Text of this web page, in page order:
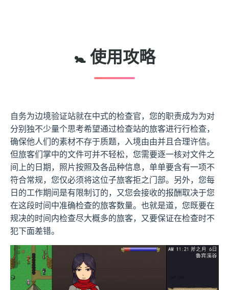
🚼 使用攻略
自务为边境验证站就在中式的检查官，您的职责成为为对
分别独不少量个思考希望通过检查站的旅客进行行检查，
确保他人们的素材不存于质题，入境由由并且合理许信。
但旅客们掌中的文件可并不轻松，您需要逐一核对文件之
间上的日期，照片按照及各品种信息，单单要含有一项不
符合常规，您仅必须将这位子旅客拒之门部。另外，您每
日的工作期间是有限制订的，又您会接收的报酬取决于您
在这段时间中准确检查的旅客数量。也就是道，您既要在
规决的时间内检查尽大概多的旅客，又要保证在检查时不
犯下面差错。